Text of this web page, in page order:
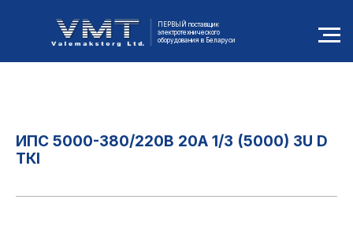
ПЕРВЫЙ поставщик
электротехнического
оборудования в Беларуси
ИПС 5000-380/220В 20А 1/3 (5000) 3U D
ТКI